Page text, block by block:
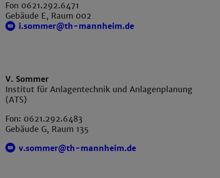
Fon 0621.292.6471
Gebäude E, Raum 002
i.sommer@th-mannheim.de
V. Sommer
Institut für Anlagentechnik und Anlagenplanung
(ATS)
Fon: 0621.292.6483
Gebäude G, Raum 135
v.sommer@th-mannheim.de